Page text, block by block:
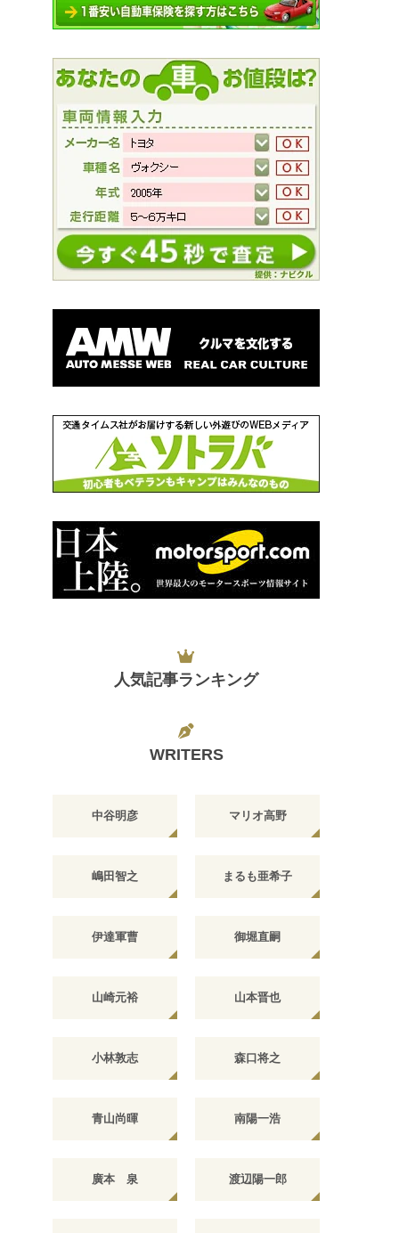
人気記事ランキング
WRITERS
中谷明彦 マリオ高野
嶋田智之 まるも亜希子
伊達軍曹 御堀直嗣
山崎元裕 山本晋也
小林敦志 森口将之
青山尚暉 南陽一浩
廣本 泉 渡辺陽一郎